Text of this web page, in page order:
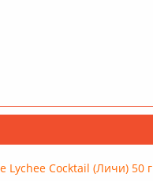
Lychee Cocktail (Личи) 50 г